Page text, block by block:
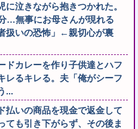
泣きながら抱きつかれた。
…無事にお母さんが現れる
扱いの恐怖」←親切心が裏
ドカレーを作り子供達とハフ
レるキレる。夫「俺がシーフ
...
払いの商品を現金で返金して
ても引き下がらず、その後ま